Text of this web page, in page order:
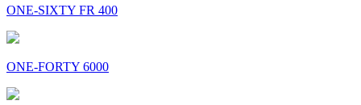
ONE-SIXTY FR 400
ONE-FORTY 6000